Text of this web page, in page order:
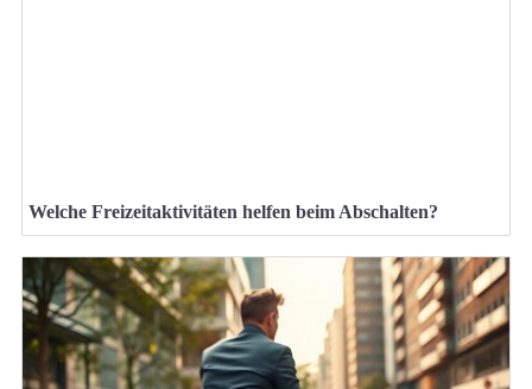
Welche Freizeitaktivitäten helfen beim Abschalten?